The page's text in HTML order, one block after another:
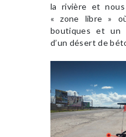
la rivière et
« zone libre »
boutiques et un
d’un désert de